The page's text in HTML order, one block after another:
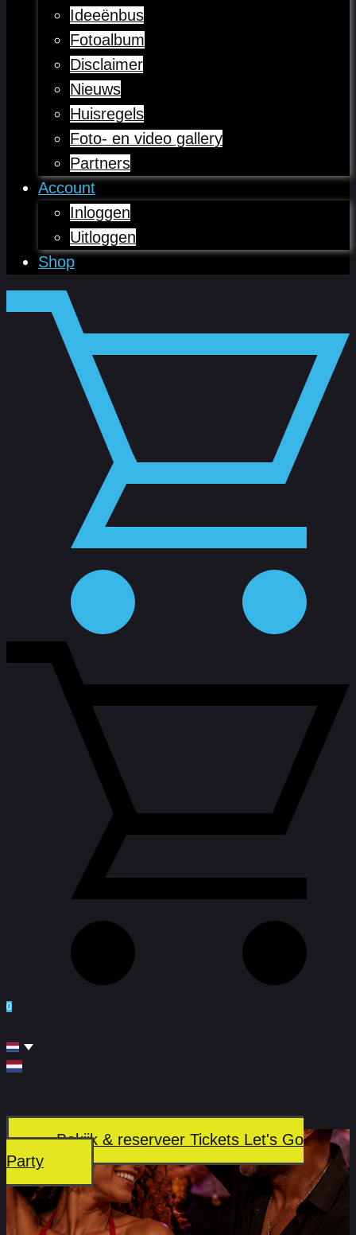
Ideeënbus
Fotoalbum
Disclaimer
Nieuws
Huisregels
Foto- en video gallery
Partners
Account
Inloggen
Uitloggen
Shop
0
Bekijk & reserveer Tickets Let's Go
Party